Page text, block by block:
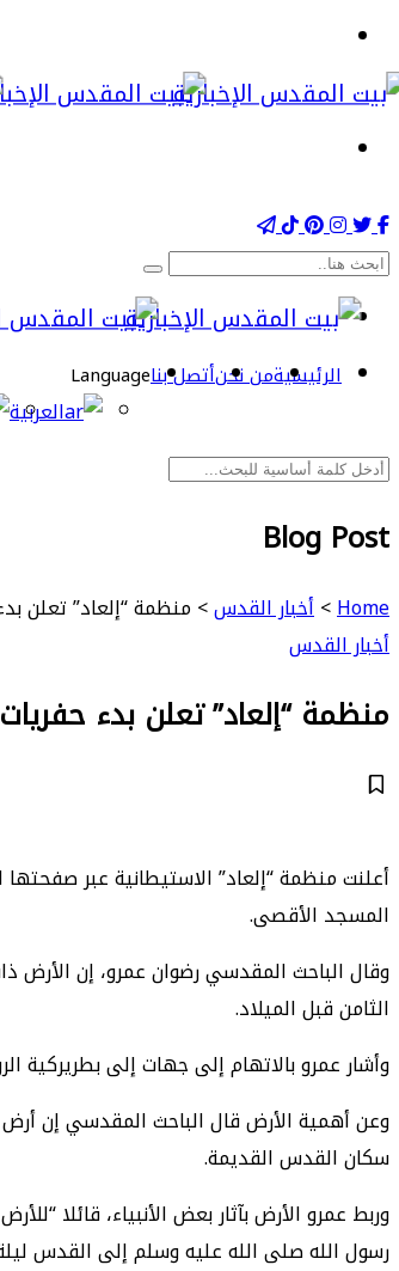
الرئيسيةمن نحنأتصل بناLanguage
العربية
Blog Post
Home
>أخبار القدس> منظمة “إلعاد” تعلن
أخبار القدس
منظمة “إلعاد” تعلن بدء
أعلنت منظمة “إلعاد” الاستيطانية عبر
المسجد الأقصى.
الثامن قبل الميلاد.
وأشار عمرو بالاتهام إلى جهات إلى بطريركية
وعن أهمية الأرض قال الباحث المقدسي إن أرض
سكان القدس القديمة.
وربط عمرو الأرض بآثار بعض الأنبياء، قائلا
رسول الله صلى الله عليه وسلم إلى القدس